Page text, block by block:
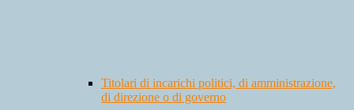
Titolari di incarichi politici, di amministrazione,
di direzione o di governo